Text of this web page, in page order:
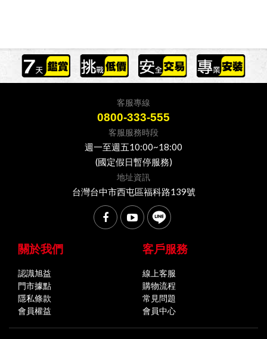
客服專線
0800-333-555
客服服務時段
週一至週五10:00~18:00
(國定假日暫停服務)
地址資訊
台灣台中市西屯區福科路139號
關於我們
認識旭益
門市據點
隱私條款
會員權益
客戶服務
線上客服
購物流程
常見問題
會員中心